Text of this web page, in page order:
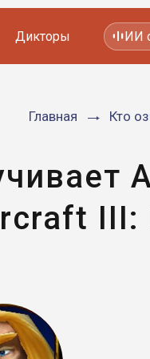
Мультфильмов
Дикторы ИИ
Главная Кто
III: